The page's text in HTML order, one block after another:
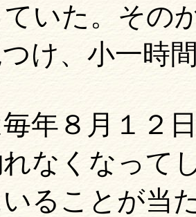
いた。その
け、小一時
年８月１２
なくなって
ることが当